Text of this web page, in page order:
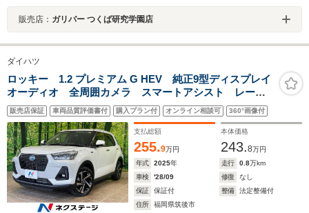
販売店： ガリバー つくば研究学園店
ダイハツ
ロッキー 1.2 プレミアム G HEV 純正9型ディスプレイ
オーディオ 全周囲カメラ スマートアシスト レーダ
ークルーズ 禁煙車 コーナーセンサー スマートキ
ー LEDヘッド 純正17インチアルミ オートハイビー
ム Bluetooth
販売店保証 車両品質評価書付 購入プラン付 オンライン相談可 360°画像付
支払総額
255.9万円
本体価格
243.8万円
年式
2025年 走行 0.8万km
車検
'28/09 修復
なし
保証
保証付 整備
法定整備付
住所
福岡県筑後市